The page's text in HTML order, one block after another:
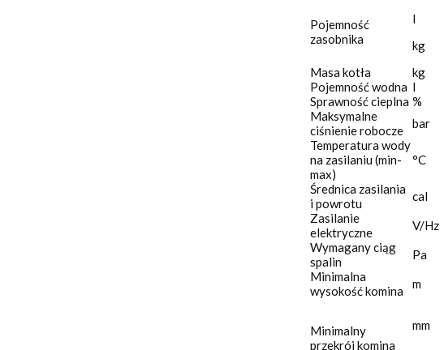
Pojemność
zasobnika
l
kg
Masa kotła
kg
Pojemność wodna l
Sprawność cieplna %
Maksymalne
ciśnienie robocze
bar
Temperatura wody
na zasilaniu (min-
max)
°C
Średnica zasilania
i powrotu
cal
Zasilanie
elektryczne
V/Hz
Wymagany ciąg
spalin
Pa
Minimalna
wysokość komina
m
Minimalny
przekrój komina
mm